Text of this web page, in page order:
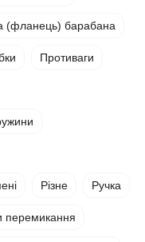
(фланець) барабана
Противаги
Різне Ручка
перемикання